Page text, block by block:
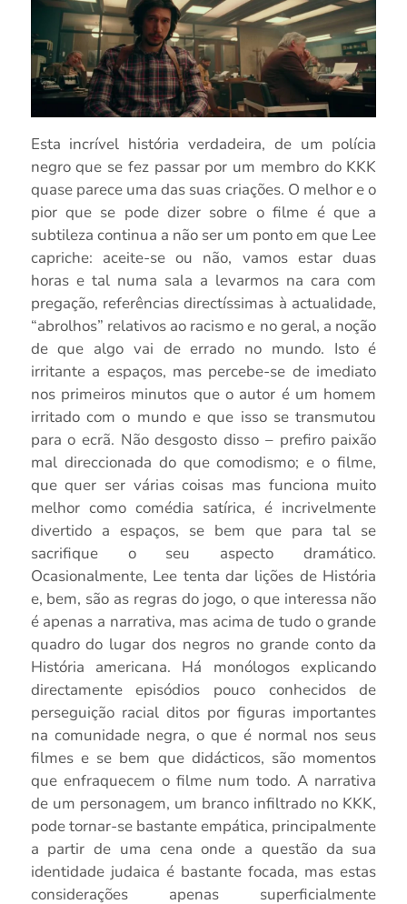
Esta incrível história verdadeira, de um polícia
negro que se fez passar por um membro do KKK
quase parece uma das suas criações. O melhor e o
pior que se pode dizer sobre o filme é que a
subtileza continua a não ser um ponto em que Lee
capriche: aceite-se ou não, vamos estar duas
horas e tal numa sala a levarmos na cara com
pregação, referências directíssimas à actualidade,
“abrolhos” relativos ao racismo e no geral, a noção
de que algo vai de errado no mundo. Isto é
irritante a espaços, mas percebe-se de imediato
nos primeiros minutos que o autor é um homem
irritado com o mundo e que isso se transmutou
para o ecrã. Não desgosto disso – prefiro paixão
mal direccionada do que comodismo; e o filme,
que quer ser várias coisas mas funciona muito
melhor como comédia satírica, é incrivelmente
divertido a espaços, se bem que para tal se
sacrifique o seu aspecto dramático.
Ocasionalmente, Lee tenta dar lições de História
e, bem, são as regras do jogo, o que interessa não
é apenas a narrativa, mas acima de tudo o grande
quadro do lugar dos negros no grande conto da
História americana. Há monólogos explicando
directamente episódios pouco conhecidos de
perseguição racial ditos por figuras importantes
na comunidade negra, o que é normal nos seus
filmes e se bem que didácticos, são momentos
que enfraquecem o filme num todo. A narrativa
de um personagem, um branco infiltrado no KKK,
pode tornar-se bastante empática, principalmente
a partir de uma cena onde a questão da sua
identidade judaica é bastante focada, mas estas
considerações apenas superficialmente